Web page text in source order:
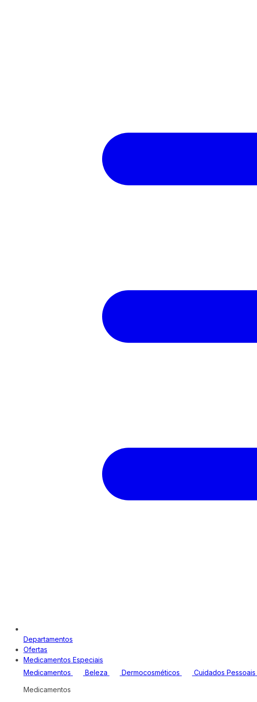
Departamentos
Ofertas
Medicamentos Especiais
Medicamentos
Beleza Dermocosméticos Cuidados Pessoais
Medicamentos